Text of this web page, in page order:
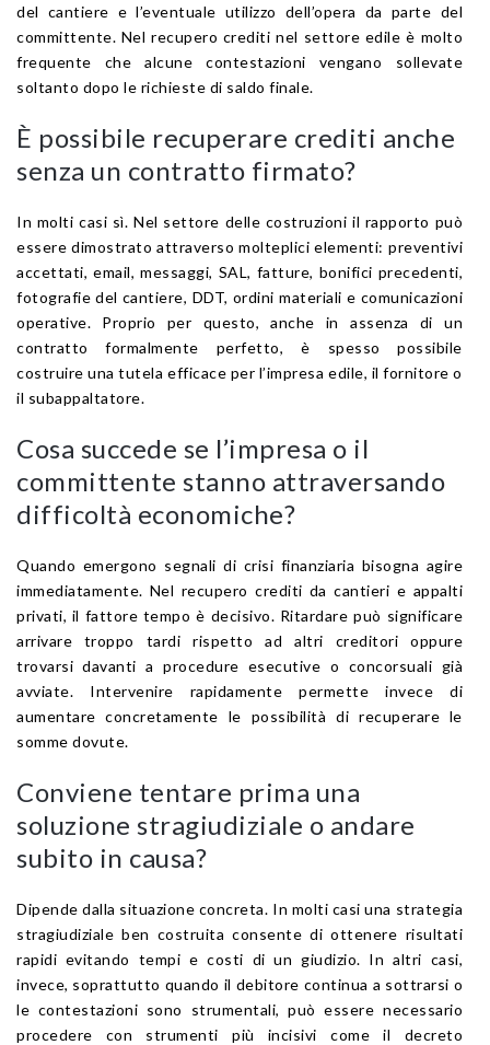
del cantiere e l’eventuale utilizzo dell’opera da parte del
committente. Nel recupero crediti nel settore edile è molto
frequente che alcune contestazioni vengano sollevate
soltanto dopo le richieste di saldo finale.
È possibile recuperare crediti anche
senza un contratto firmato?
In molti casi sì. Nel settore delle costruzioni il rapporto può
essere dimostrato attraverso molteplici elementi: preventivi
accettati, email, messaggi, SAL, fatture, bonifici precedenti,
fotografie del cantiere, DDT, ordini materiali e comunicazioni
operative. Proprio per questo, anche in assenza di un
contratto formalmente perfetto, è spesso possibile
costruire una tutela efficace per l’impresa edile, il fornitore o
il subappaltatore.
Cosa succede se l’impresa o il
committente stanno attraversando
difficoltà economiche?
Quando emergono segnali di crisi finanziaria bisogna agire
immediatamente. Nel recupero crediti da cantieri e appalti
privati, il fattore tempo è decisivo. Ritardare può significare
arrivare troppo tardi rispetto ad altri creditori oppure
trovarsi davanti a procedure esecutive o concorsuali già
avviate. Intervenire rapidamente permette invece di
aumentare concretamente le possibilità di recuperare le
somme dovute.
Conviene tentare prima una
soluzione stragiudiziale o andare
subito in causa?
Dipende dalla situazione concreta. In molti casi una strategia
stragiudiziale ben costruita consente di ottenere risultati
rapidi evitando tempi e costi di un giudizio. In altri casi,
invece, soprattutto quando il debitore continua a sottrarsi o
le contestazioni sono strumentali, può essere necessario
procedere con strumenti più incisivi come il decreto